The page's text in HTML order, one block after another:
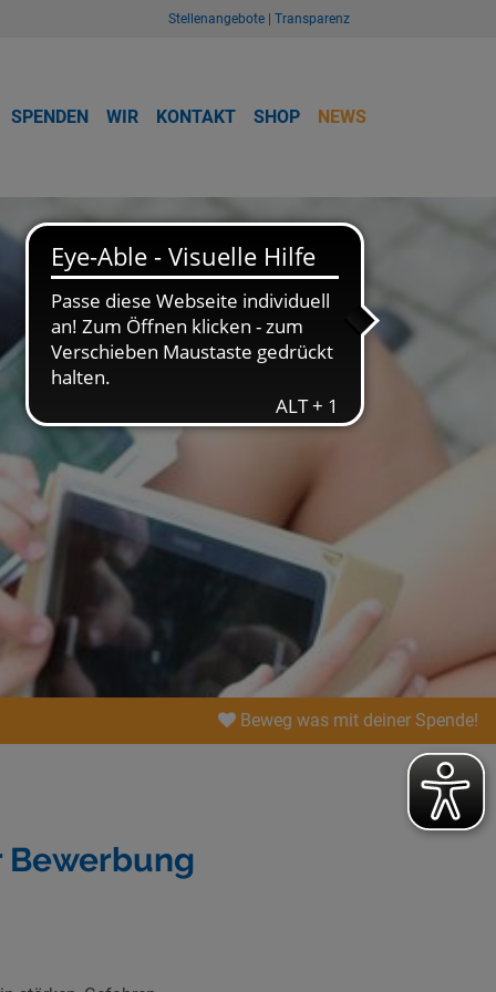
Stellenangebote Transparenz
SPENDEN WIR KONTAKT SHOP NEWS
Beweg was mit deiner Spende!